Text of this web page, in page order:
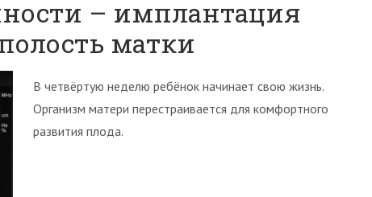
– имплантация
матки
В четвёртую неделю ребёнок начинает свою жизнь.
Организм матери перестраивается для комфортного
развития плода.